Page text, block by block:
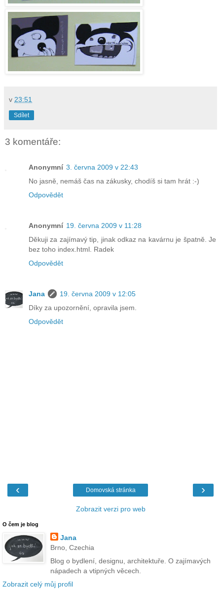
v 23:51
Sdílet
3 komentáře:
Anonymní 3. června 2009 v 22:43
No jasně, nemáš čas na zákusky, chodíš si tam hrát :-)
Odpovědět
Anonymní 19. června 2009 v 11:28
Děkuji za zajímavý tip, jinak odkaz na kavárnu je špatně. Je
bez toho index.html. Radek
Odpovědět
Jana
19. června 2009 v 12:05
Díky za upozornění, opravila jsem.
Odpovědět
‹ ›
Domovská stránka
Zobrazit verzi pro web
O čem je blog
Jana
Brno, Czechia
Blog o bydlení, designu, architektuře. O zajímavých
nápadech a vtipných věcech.
Zobrazit celý můj profil